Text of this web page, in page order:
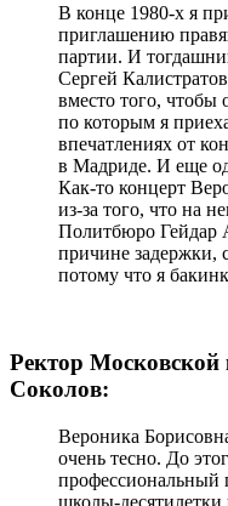
В конце 1980-х я
приглашению
партии. И
Сергей
вместо того, чтобы
по которым я
впечатлениях от
в Мадриде. И еще
Как-то концерт
из-за того, что на
Политбюро Гейдар
причине задержки,
потому что я
Ректор Московской
Соколов:
Вероника
очень тесно. До
профессиональный